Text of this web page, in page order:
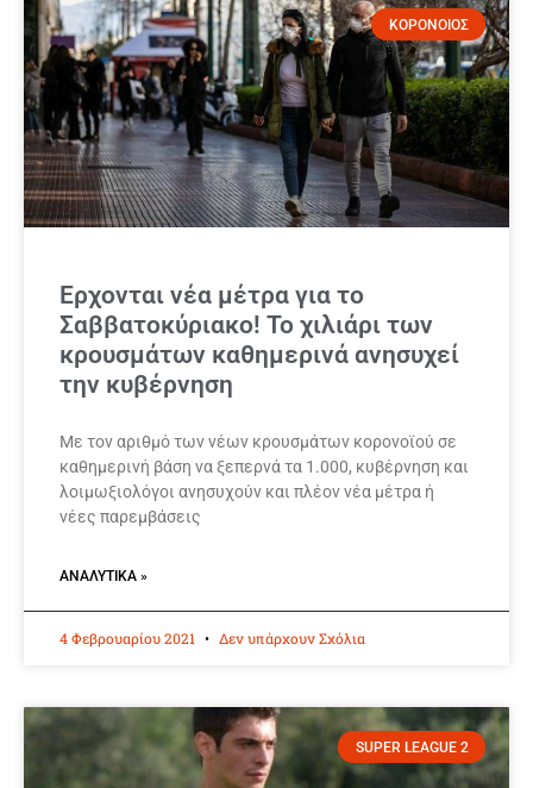
ΚΟΡΟΝΟΙΟΣ
Ερχονται νέα μέτρα για το
Σαββατοκύριακο! Το χιλιάρι των
κρουσμάτων καθημερινά ανησυχεί
την κυβέρνηση
Με τον αριθμό των νέων κρουσμάτων κορoνοϊού σε
καθημερινή βάση να ξεπερνά τα 1.000, κυβέρνηση και
λοιμωξιολόγοι ανησυχούν και πλέον νέα μέτρα ή
νέες παρεμβάσεις
ΑΝΑΛΥΤΙΚΆ »
4 Φεβρουαρίου 2021 Δεν υπάρχουν Σχόλια
SUPER LEAGUE 2